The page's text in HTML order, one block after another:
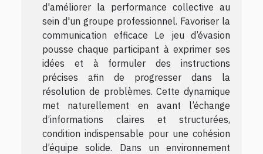
d'améliorer la performance collective au
sein d'un groupe professionnel. Favoriser la
communication efficace Le jeu d’évasion
pousse chaque participant à exprimer ses
idées et à formuler des instructions
précises afin de progresser dans la
résolution de problèmes. Cette dynamique
met naturellement en avant l’échange
d’informations claires et structurées,
condition indispensable pour une cohésion
d’équipe solide. Dans un environnement